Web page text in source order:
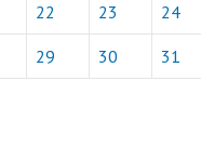
22 23 24
29 30 31